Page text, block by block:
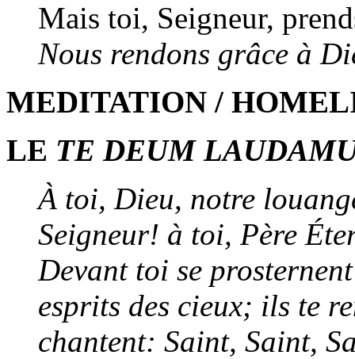
Mais toi, Seigneur,
Nous rendons grâce à
MEDITATION /
LE TE DEUM
À toi, Dieu, notre
Seigneur! à toi, Père
Devant toi se
esprits des cieux; ils te
chantent: Saint, Saint,